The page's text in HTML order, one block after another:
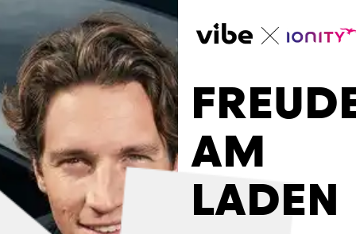
Verschleißteile,
Vignette und mehr. Die
Mindestlaufzeit beträgt
6 Monate. Es gibt KEINE
Anzahlung, und du
kannst alle 6 Monate
das Auto wechseln oder
bei Bedarf vorzeitig
kündigen.
AM
LADEN